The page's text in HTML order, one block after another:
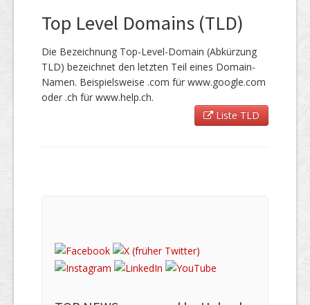
Top Level Domains (TLD)
Die Bezeichnung Top-Level-Domain (Abkürzung
TLD) bezeichnet den letzten Teil eines Domain-
Namen. Beispielsweise .com für www.google.com
oder .ch für www.help.ch.
Liste TLD